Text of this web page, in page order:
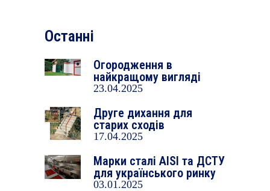
Останні
Огородження в
найкращому вигляді
23.04.2025
Друге дихання для
старих сходів
17.04.2025
Марки сталі AISI та ДСТУ
для українського ринку
03.01.2025